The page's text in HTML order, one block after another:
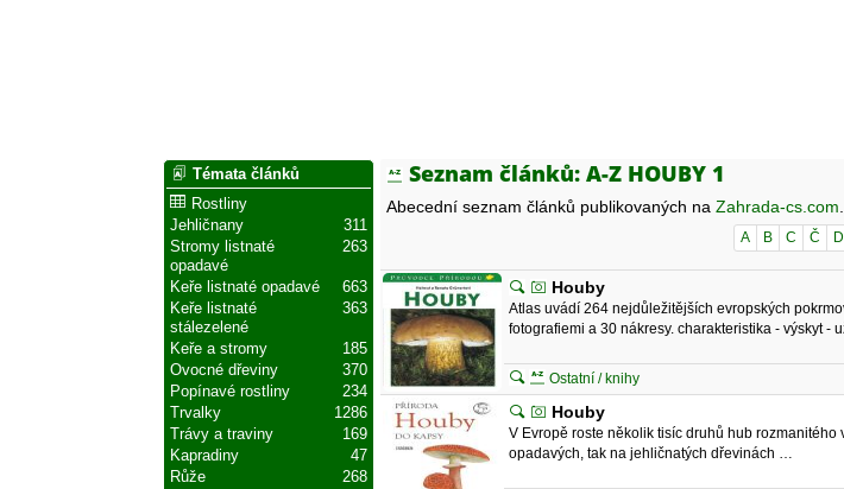
Seznam článků: A-Z HOUBY 1
Abecední seznam článků publikovaných naZahrada-cs.com
A B C Č D
Houby
Atlas uvádí 264 nejdůležitějších evropských
fotografiemi a 30 nákresy. charakteristika - výskyt -
Ostatní / knihy
Houby
V Evropě roste několik tisíc druhů hub
opadavých, tak na jehličnatých dřevinách …
Témata článků
Rostliny
311
Jehličnany
263
Stromy listnaté
opadavé
663
Keře listnaté opadavé
363
Keře listnaté
stálezelené
185
Keře a stromy
370
Ovocné dřeviny
234
Popínavé rostliny
1286
Trvalky
169
Trávy a traviny
47
Kapradiny
268
Růže